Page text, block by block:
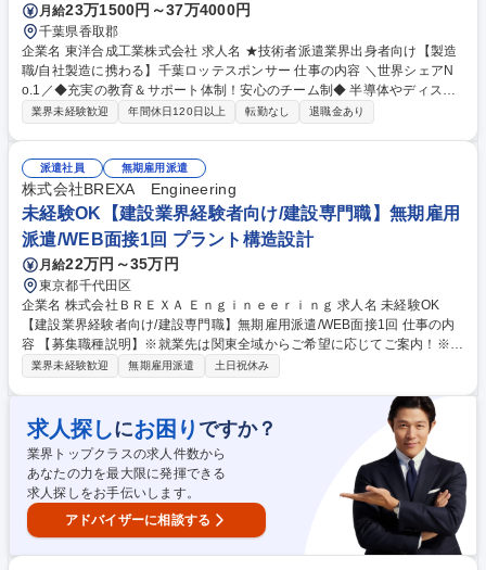
月給23万1500円～37万4000円
千葉県香取郡
企業名 東洋合成工業株式会社 求人名 ★技術者派遣業界出身者向け【製造
職/自社製造に携わる】千葉ロッテスポンサー 仕事の内容 ＼世界シェアN
o.1／◆充実の教育＆サポート体制！安心のチーム制◆ 半導体やディスプ
レイの製造に欠かせない「感光材」の製造を担当。 ★技術者派遣業界出身
つまり、あなたが手掛ける製品は、世界中のモノづくりを支える基盤その
もの！ 《主な仕事内容》■原材料の調合 ■材料の結晶化 ■不純物の除去 ■
製品の乾燥 ■品質保証のための分析 ■出荷工程 ※1ヶ月の研修で基本業務
を指導。工場での作業経験がない方もご安心ください。 募集職種 ★技術
者派遣業界出身者向け【製造職/自社製造に携わる】千葉ロッテスポンサー
業界未経験歓迎 年間休日120日以上 転勤なし 退職金あり
派遣社員 無期雇用派遣
株式会社BREXA Engineering
未経験OK【建設業界経験者向け/建設専門職】無期雇用
派遣/WEB面接1回 プラント構造設計
月給22万円～35万円
東京都千代田区
企業名 株式会社ＢＲＥＸＡ Ｅｎｇｉｎｅｅｒｉｎｇ 求人名 未経験OK
【建設業界経験者向け/建設専門職】無期雇用派遣/WEB面接1回 仕事の内
容 【募集職種説明】※就業先は関東全域からご希望に応じてご案内！※ ■
施工管理：ビルやマンションに限らず、工事を行う際に必要な進行役で
プラントエンジニア：身の回りのあらゆるもの（電気・鉄・水など）の 製
造を行うプラントで機械や電気の専門家として働いていただきます。 【～
人気の理由ベスト3～学歴や職歴関係なく市場価値の上がる仕事！】 1：
高難易度国家資格を充実のサポートで習得可能！ 2：市場価値が高い＝収
入も高い（自立したい方におすすめ） 3：社会の役に立つ仕事（あなたの
仕事がみんなの生活を支えます！） 募集職種 未経験OK【建設業界経験者
向け/建設専門職】無期雇用派遣/WEB面接1回
業界未経験歓迎 無期雇用派遣 土日祝休み
求人探しにお困り ですか？
業界トップクラスの求人件数から
あなたの力を最大限に発揮できる
求人探しをお手伝いします。
アドバイザーに相談する